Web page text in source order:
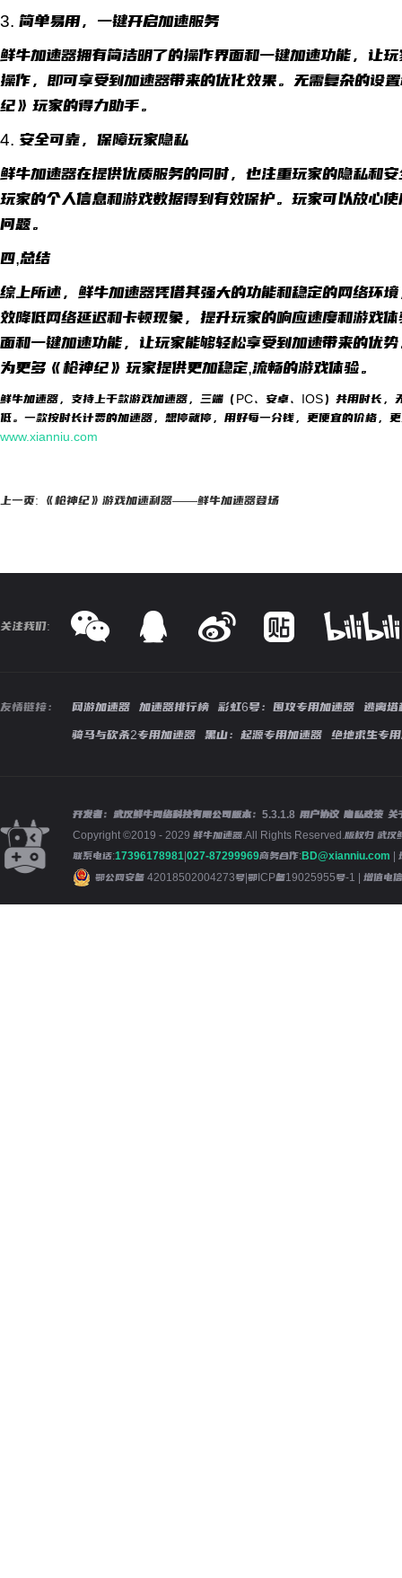
3. 简单易用，一键开启加速服务
鲜牛加速器拥有简洁明了的操作界面和一键加速功能，让
操作，即可享受到加速器带来的优化效果。无需复杂的设
纪》玩家的得力助手。
4. 安全可靠，保障玩家隐私
鲜牛加速器在提供优质服务的同时，也注重玩家的隐私和
玩家的个人信息和游戏数据得到有效保护。玩家可以放心
问题。
四,总结
综上所述，鲜牛加速器凭借其强大的功能和稳定的网络环
效降低网络延迟和卡顿现象，提升玩家的响应速度和游戏
面和一键加速功能，让玩家能够轻松享受到加速带来的优
为更多《枪神纪》玩家提供更加稳定,流畅的游戏体验。
鲜牛加速器，支持上千款游戏加速器，三端（PC、安卓、IOS）共用时长
低。一款按时长计费的加速器，想停就停，用好每一分钱，更便宜的价格，
www.xianniu.com
上一页: 《枪神纪》游戏加速利器——鲜牛加速器登场
关注我们:
友情链接： 网游加速器 加速器排行榜 彩虹6号：围攻专用加速器
逃离塔
骑马与砍杀2专用加速器
黑山：起源专用加速器 绝地求生专
开发者：武汉鲜牛网络科技有限公司版本： 5.3.1.8 用户协议 隐私政策 关
Copyright ©2019 - 2029 鲜牛加速器.All Rights Reserved.版权归 武汉
联系电话:17396178981|027-87299969商务合作:BD@xianniu.com |
鄂公网安备 42018502004273号|鄂ICP备19025955号-1 | 增值电